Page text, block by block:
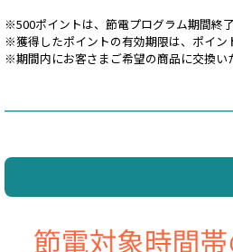
※500ポイントは、節電プログラム期間終
※獲得したポイントの有効期限は、ポイン
※期間内にお客さまご希望の商品に交換い